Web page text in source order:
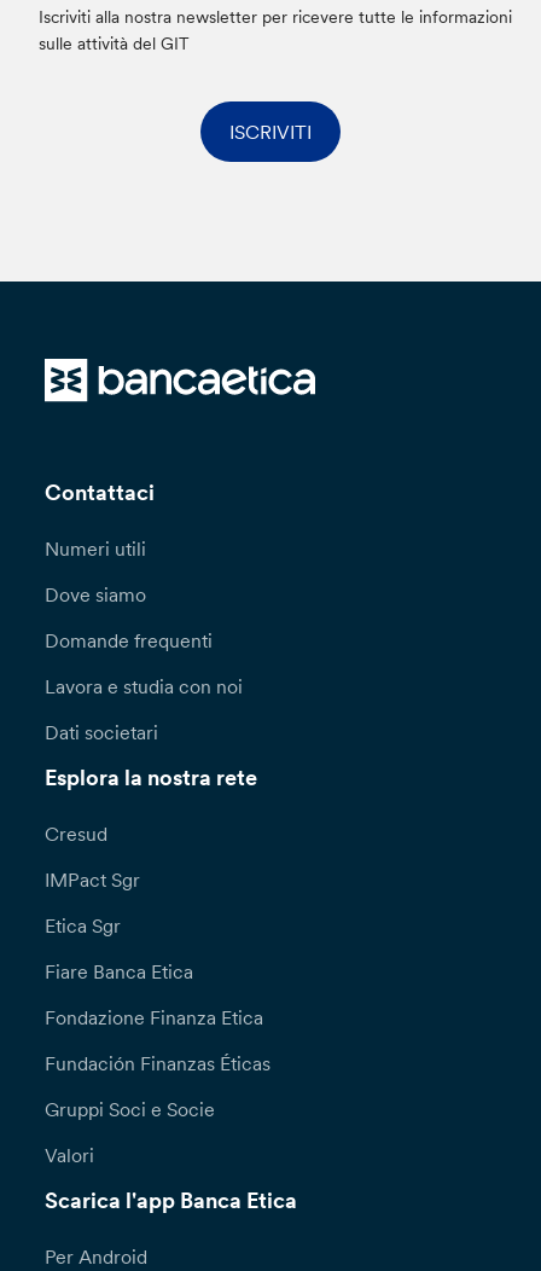
Iscriviti alla nostra newsletter per ricevere tutte le informazioni
sulle attività del GIT
ISCRIVITI
Contattaci
Numeri utili
Dove siamo
Domande frequenti
Lavora e studia con noi
Dati societari
Esplora la nostra rete
Cresud
IMPact Sgr
Etica Sgr
Fiare Banca Etica
Fondazione Finanza Etica
Fundación Finanzas Éticas
Gruppi Soci e Socie
Valori
Scarica l'app Banca Etica
Per Android